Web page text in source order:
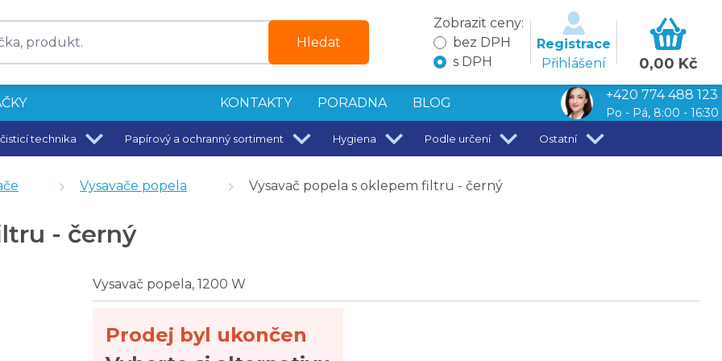
Hledat
Zobrazit ceny:
bez DPH
s DPH
Registrace
Přihlášení
0,00 Kč
KONTAKTY PORADNA BLOG
+420 774 488 123
Po - Pá, 8:00 - 16:30
technika Papírový a ochranný sortiment Hygiena Podle určení Ostatní
Vysavače popela Vysavač popela s oklepem filtru - černý
- černý
Vysavač popela, 1200 W
Prodej byl ukončen